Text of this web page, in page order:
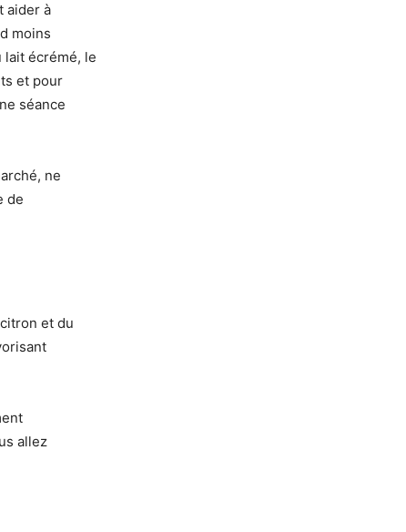
aider à
moins
lait écrémé, le
et pour
séance
ne
de
et du
allez